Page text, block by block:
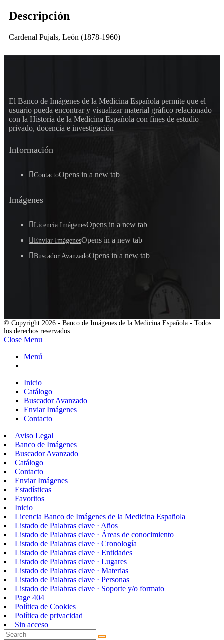
Descripción
Cardenal Pujals, León (1878-1960)
El Banco de Imágenes de la Medicina Española permite que el
usuario pueda encontrar y visualizar material gráfico relacionado
con la Historia de la Medicina Española con fines de estudio
privado, docencia e investigación
Información
ContactoOpens in a new tab
Imágenes
Licencia ImágenesOpens in a new tab
Enviar ImágenesOpens in a new tab
Buscador AvanzadoOpens in a new tab
© Copyright 2026 - Banco de Imágenes de la Medicina Española - Todos
los derechos reservados
Close Menu
Menú
Inicio
Catálogo
Buscador Avanzado
Enviar Imágenes
Contacto
Aviso Legal
Banco de Imágenes
Buscador Avanzado
Catálogo
Contacto
Enviar Imágenes
Estadísticas
Favoritos
Inicio
Licencia Banco de Imágenes de la Medicina Española
Listado de Palabras clave · Años
Listado de Palabras clave · Áreas de conocimiento
Listado de Palabras clave · Cronología
Listado de Palabras clave · Entidades
Listado de Palabras clave · Lugares
Listado de Palabras clave · Materias
Listado de Palabras clave · Personas
Listado de Palabras clave · Soporte y/o formato
Page 404
Política de Cookies
Política de privacidad
Sin acceso